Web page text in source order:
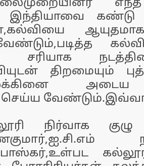
எந்த
இந்தியாவை கண்டு
சரியாக
திறமையும்
நிர்வாக குழு